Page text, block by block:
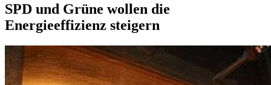
SPD und Grüne wollen die
Energieeffizienz steigern